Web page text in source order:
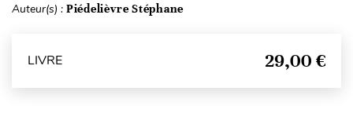
Auteur(s) : Piédelièvre Stéphane
LIVRE 29,00 €